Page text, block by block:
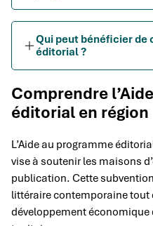
Qui peut bénéficier de
éditorial ?
Comprendre
éditorial en région
L’Aide au programme
vise à soutenir les maisons
publication. Cette
littéraire contemporaine tout
développement économique